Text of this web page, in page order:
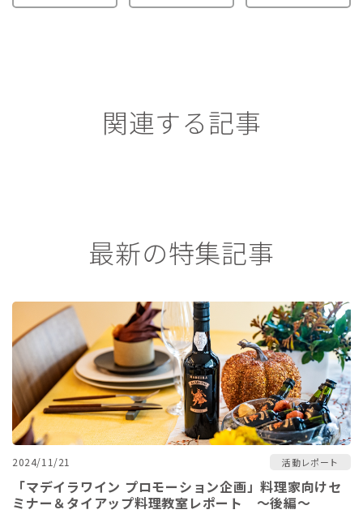
関連する記事
最新の特集記事
2024/11/21 活動レポート
「マデイラワイン プロモーション企画」料理家向けセ
ミナー＆タイアップ料理教室レポート ～後編～